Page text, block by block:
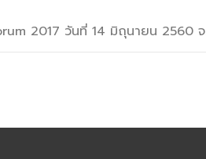
2017 วันที่ 14 มิถุนายน 2560